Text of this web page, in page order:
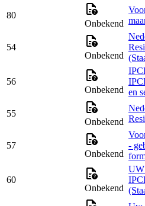
80
Onbekend
54
Onbekend
56
Onbekend en
55
Onbekend
57
Onbekend
-
60
Onbekend
UW